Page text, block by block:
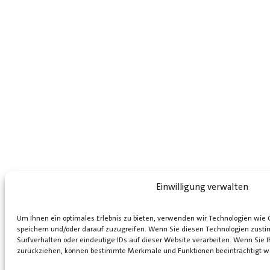
Einwilligung verwalten
Um Ihnen ein optimales Erlebnis zu bieten, verwenden wir Technologien wie
speichern und/oder darauf zuzugreifen. Wenn Sie diesen Technologien
Surfverhalten oder eindeutige IDs auf dieser Website verarbeiten. Wenn Sie
zurückziehen, können bestimmte Merkmale und Funktionen beeinträchtigt